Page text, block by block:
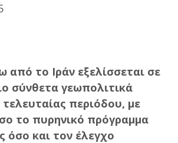
από το Ιράν εξελίσσεται σε
σύνθετα γεωπολιτικά
περιόδου, με
το πυρηνικό πρόγραμμα
όσο και τον έλεγχο